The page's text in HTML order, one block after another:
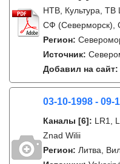
НТВ, Культура,
СФ (Северморск),
Регион:
Источник:
Добавил на сайт:
03-10-1998 - 09-
Каналы [6]: LR1,
Znad Wilii
Регион: Литва,